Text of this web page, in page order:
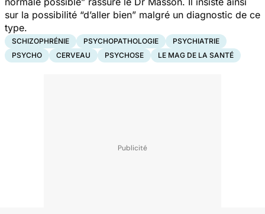
sur la possibilité “d’aller bien” malgré un diagnostic de ce
type.
SCHIZOPHRÉNIE PSYCHOPATHOLOGIE
PSYCHIATRIE
PSYCHO
CERVEAU PSYCHOSE LE MAG DE LA SANTÉ